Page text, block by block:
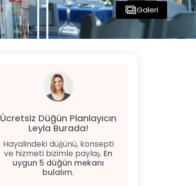
Galeri
Ücretsiz Düğün Planlayıcın
Leyla Burada!
Hayalindeki düğünü, konsepti
ve hizmeti bizimle paylaş. En
uygun 5 düğün mekanı
bulalım.